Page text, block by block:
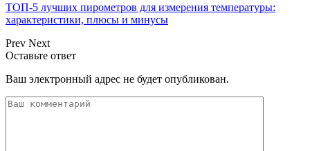
ТОП-5 лучших пирометров для измерения температуры:
характеристики, плюсы и минусы
Prev Next
Оставьте ответ
Ваш электронный адрес не будет опубликован.